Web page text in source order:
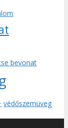
bevonat
védőszemüveg